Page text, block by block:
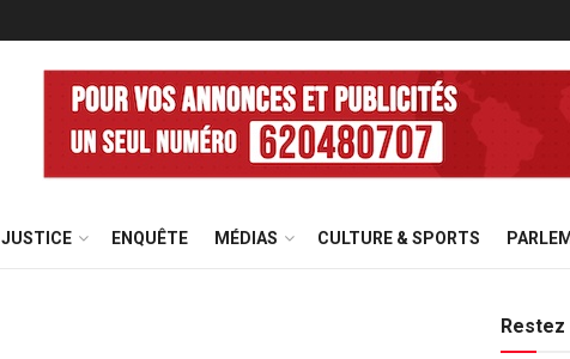
JUSTICE ENQUÊTE MÉDIAS CULTURE & SPORTS